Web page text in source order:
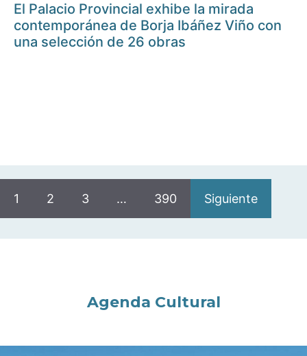
El Palacio Provincial exhibe la mirada
contemporánea de Borja Ibáñez Viño con
una selección de 26 obras
1 2 3 … 390 Siguiente
Agenda Cultural